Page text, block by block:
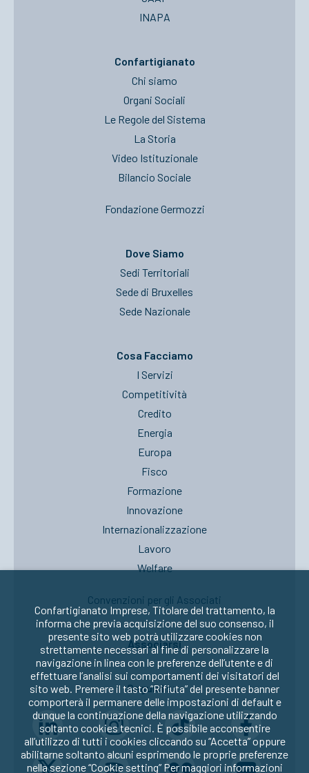
INAPA
Confartigianato
Chi siamo
Organi Sociali
Le Regole del Sistema
La Storia
Video Istituzionale
Bilancio Sociale
Fondazione Germozzi
Dove Siamo
Sedi Territoriali
Sede di Bruxelles
Sede Nazionale
Cosa Facciamo
I Servizi
Competitività
Credito
Energia
Europa
Fisco
Formazione
Innovazione
Internazionalizzazione
Lavoro
Welfare
Convenzioni per gli Associati
Associarsi
Seguici su:
Confartigianato Imprese, Titolare del trattamento, la
informa che previa acquisizione del suo consenso, il
presente sito web potrà utilizzare cookies non
strettamente necessari al fine di personalizzare la
navigazione in linea con le preferenze dell’utente e di
effettuare l’analisi sui comportamenti dei visitatori del
sito web. Premere il tasto “Rifiuta” del presente banner
comporterà il permanere delle impostazioni di default e
dunque la continuazione della navigazione utilizzando
soltanto cookies tecnici. È possibile acconsentire
all’utilizzo di tutti i cookies cliccando su “Accetta” oppure
abilitarne soltanto alcuni esprimendo le proprie preferenze
nella sezione “Cookie setting” Per maggiori informazioni